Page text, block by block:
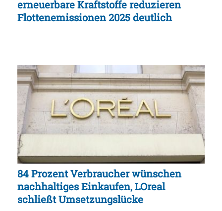
erneuerbare Kraftstoffe reduzieren
Flottenemissionen 2025 deutlich
84 Prozent Verbraucher wünschen
nachhaltiges Einkaufen, LOreal
schließt Umsetzungslücke